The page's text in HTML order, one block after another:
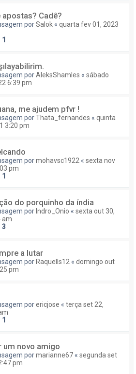
apostas? Cadê?
porSalok « quarta fev 01, 2023
1
porAleksShamles « sábado
6:39 pm
me ajudem pfvr !
porThata_fernandes « quinta
3:20 pm
pormohavsc1922 « sexta nov
pm
1
do porquinho da índia
por Indro_Onio « sexta out 30,
am
3
a lutar
por Raquells12 « domingo out
pm
porericjose « terça set 22,
1
um novo amigo
pormarianne67 « segunda set
pm